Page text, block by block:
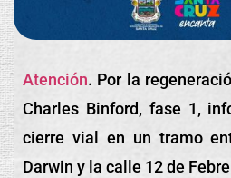
Atención. Por la
Charles Binford, fase 1,
cierre vial en un tramo
Darwin y la calle 12 de